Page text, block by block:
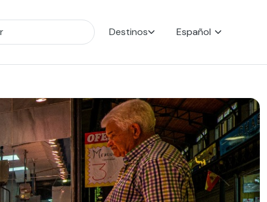
Destinos Español